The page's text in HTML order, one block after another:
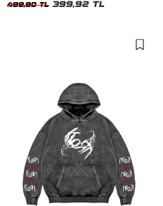
499,90 TL 399,92 TL